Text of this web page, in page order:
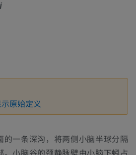
原始定义
的一条深沟，将两侧小脑半球分隔
。小脑谷的颈静脉壁由小脑下蚓占